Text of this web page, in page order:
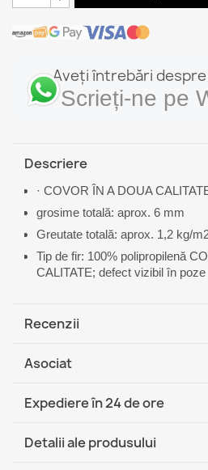
Aveți întrebări
Scrieți-ne pe
Descriere
· COVOR ÎN A DOUA
grosime totală: aprox. 6 mm
Greutate totală: aprox. 1,2 kg/
Tip de fir: 100% polipropilenă
CALITATE; defect vizibil în poze
Recenzii
Asociat
Expediere în 24 de ore
(COD)
Detalii ale produsului